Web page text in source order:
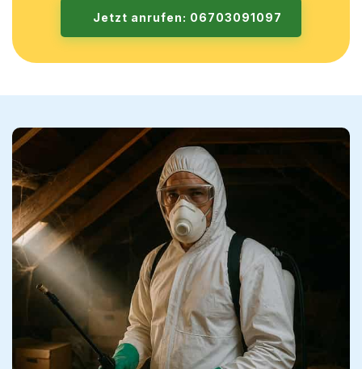
Jetzt anrufen: 06703091097